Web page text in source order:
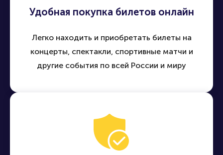
Удобная покупка билетов онлайн
Легко находить и приобретать билеты на
концерты, спектакли, спортивные матчи и
другие события по всей России и миру